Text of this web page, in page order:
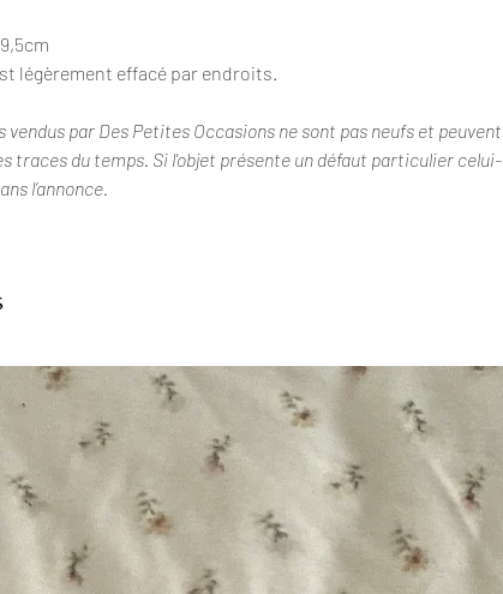
légèrement effacé par endroits.
vendus par Des Petites Occasions ne sont pas neufs et peuvent
traces du temps. Si l'objet présente un défaut particulier celui-
l’annonce.